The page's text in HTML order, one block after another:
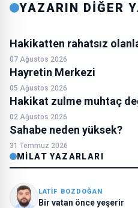
YAZARIN DİĞER
Hakikatten rahatsız
07 Ağustos 2026
Hayretin Merkezi
05 Ağustos 2026
Hakikat zulme muhtaç
02 Ağustos 2026
Sahabe neden yüksek?
31 Temmuz 2026
MILAT YAZARLARI
LATIF BOZDOĞAN
Bir vatan önce yeşerir